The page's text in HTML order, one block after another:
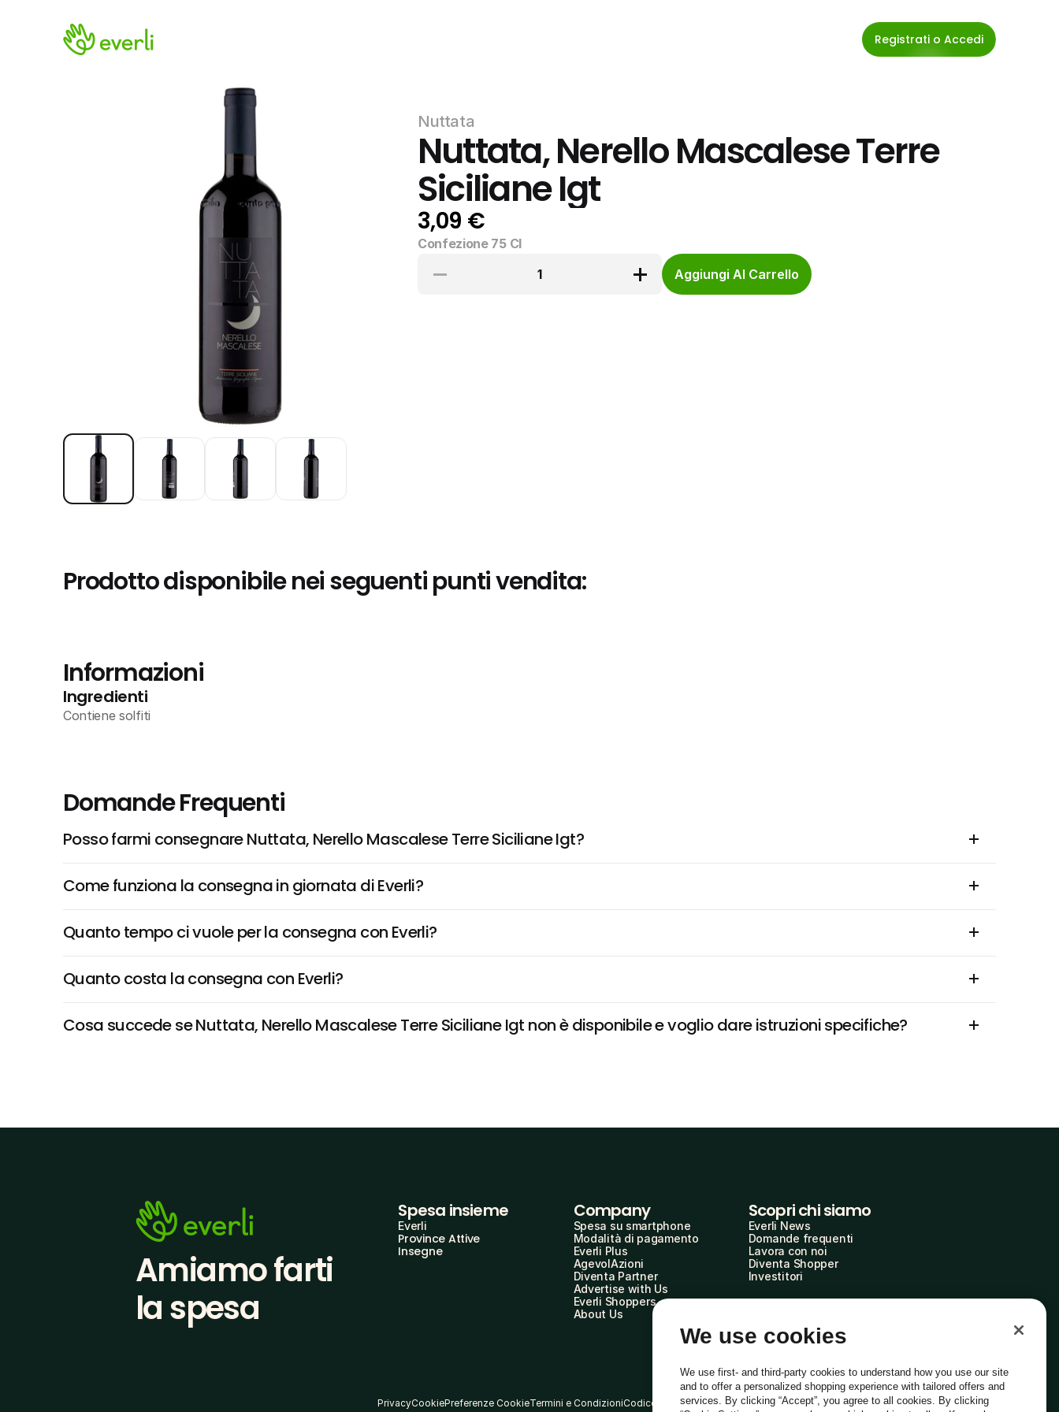
Registrati o Accedi
Nuttata
Nuttata, Nerello Mascalese Terre
Siciliane Igt
3,09 €
Confezione 75 Cl
1
Aggiungi Al Carrello
Prodotto disponibile nei seguenti punti vendita:
Informazioni
Ingredienti
Contiene solfiti
Domande Frequenti
Posso farmi consegnare Nuttata, Nerello Mascalese Terre Siciliane Igt?
Come funziona la consegna in giornata di Everli?
Quanto tempo ci vuole per la consegna con Everli?
Quanto costa la consegna con Everli?
Cosa succede se Nuttata, Nerello Mascalese Terre Siciliane Igt non è disponibile e voglio dare istruzioni specifiche?
Amiamo farti
la spesa
Spesa insieme
Everli
Province Attive
Insegne
Company
Spesa su smartphone
Modalità di pagamento
Everli Plus
AgevolAzioni
Diventa Partner
Advertise with Us
Everli Shoppers
About Us
Scopri chi siamo
Everli News
Domande frequenti
Lavora con noi
Diventa Shopper
Investitori
PrivacyCookiePreferenze CookieTermini e CondizioniCodice Etico
We use cookies
We use first- and third-party cookies to understand how you use our site
and to offer a personalized shopping experience with tailored offers and
services. By clicking “Accept”, you agree to all cookies. By clicking